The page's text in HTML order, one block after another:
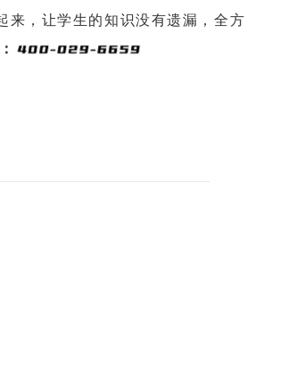
来，让学生的知识没有遗漏，全方